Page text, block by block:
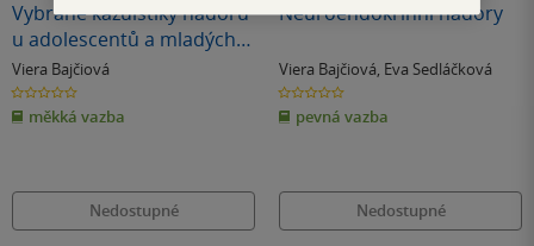
Vybrané kazuistiky nádorů
u adolescentů a mladých
dospělých
Viera Bajčiová
0.0
z
5
hvězdiček
měkká vazba
Nedostupné
Neuroendokrinní nádory
Viera Bajčiová, Eva Sedláčková
0.0
z
5
hvězdiček
pevná vazba
Nedostupné